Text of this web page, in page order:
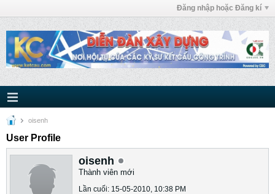
Đăng nhập hoặc Đăng kí
oisenh
User Profile
oisenh
Thành viên mới
Lần cuối: 15-05-2010, 10:38 PM